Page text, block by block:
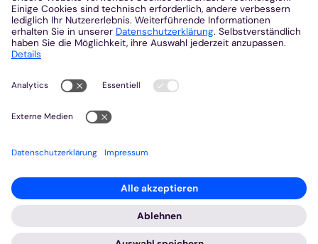
Nachrichten
Veranstaltungen
Gottesdienste
Stellenangebote
Kirchenzeitung
Amtsblatt (Kirchlicher Anzeiger)
Rechtsdatenbank
Meldestelle gemäß Hinweisgeberschutzgesetz
2026 © Bistum Aachen Impressum